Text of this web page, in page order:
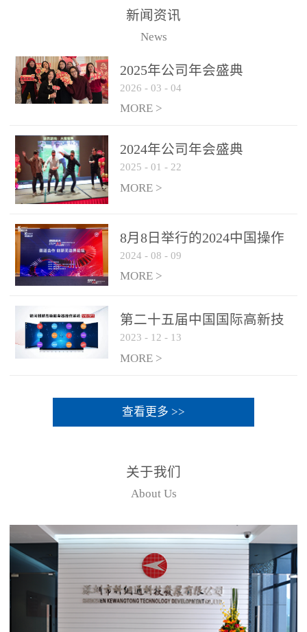
新闻资讯
News
2025年公司年会盛典
2026 - 03 - 04
MORE >
2024年公司年会盛典
2025 - 01 - 22
MORE >
8月8日举行的2024中国操作
系统产业大会渠道论坛，科
网通荣获区域营销优质伙伴
2024 - 08 - 09
MORE >
第二十五届中国国际高新技
术成果交易会 银河麒麟高级
服务器操作系统荣获 “优秀
2023 - 12 - 13
MORE >
查看更多 >>
关于我们
About Us